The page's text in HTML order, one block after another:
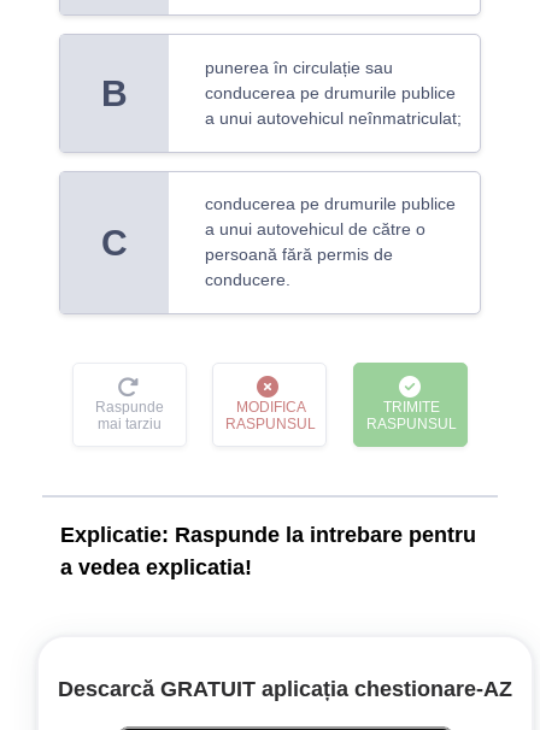
B
punerea în circulație sau
conducerea pe drumurile publice
a unui autovehicul neînmatriculat;
C
conducerea pe drumurile publice
a unui autovehicul de către o
persoană fără permis de
conducere.
Raspunde
mai tarziu
MODIFICA
RASPUNSUL
TRIMITE
RASPUNSUL
Explicatie: Raspunde la intrebare pentru
a vedea explicatia!
influența băuturilor alcoolice, dacă fapta nu
Descarcă GRATUIT aplicația chestionare‑AZ